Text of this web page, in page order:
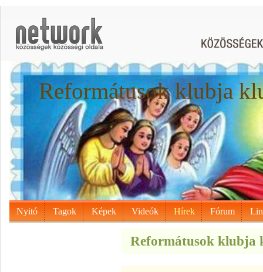
Reformátusok klubja
Nyitó Tagok Képek Videók Hírek Fórum
Reformátusok klubja